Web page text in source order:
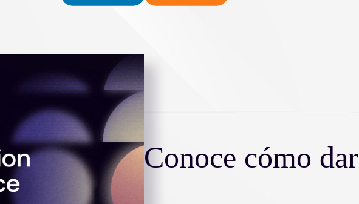
Conoce cómo dar